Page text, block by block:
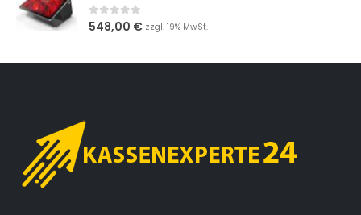
0 out of 5
548,00 € zzgl. 19% MwSt.